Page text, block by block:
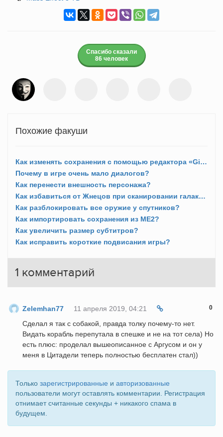
Спасибо сказали
86 человек
Похожие факуши
Как изменять сохранения с помощью редактора «Gibbed's SavesEditor»?
Почему в игре очень мало диалогов?
Как перенести внешность персонажа?
Как избавиться от Жнецов при сканировании галактики?
Как разблокировать все оружие у спутников?
Как импортировать сохранения из ME2?
Как увеличить размер субтитров?
Как исправить короткие подвисания игры?
1 комментарий
Zelemhan77 11 апреля 2019, 04:21 0
Сделал я так с собакой, правда толку почему-то нет.
Видать корабль перепутала в спешке и не на тот села) Но
есть плюс: проделал вышеописанное с Аргусом и он у
меня в Цитадели теперь полностью бесплатен стал))
Только зарегистрированные и авторизованные
пользователи могут оставлять комментарии. Регистрация
отнимает считанные секунды + никакого спама в
будущем.